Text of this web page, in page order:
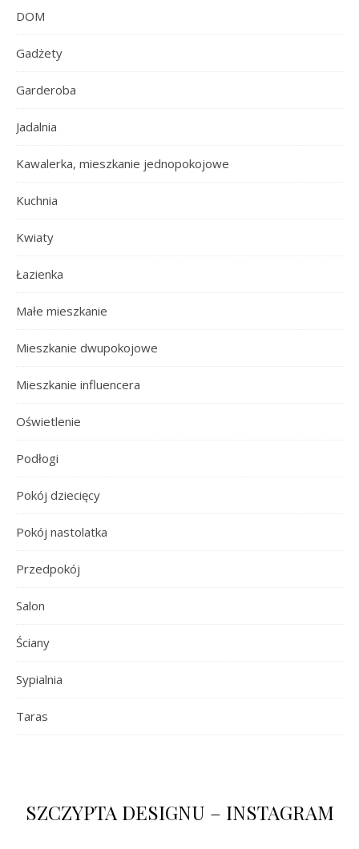
DOM
Gadżety
Garderoba
Jadalnia
Kawalerka, mieszkanie jednopokojowe
Kuchnia
Kwiaty
Łazienka
Małe mieszkanie
Mieszkanie dwupokojowe
Mieszkanie influencera
Oświetlenie
Podłogi
Pokój dziecięcy
Pokój nastolatka
Przedpokój
Salon
Ściany
Sypialnia
Taras
SZCZYPTA DESIGNU – INSTAGRAM